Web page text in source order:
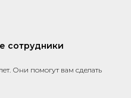
сотрудники
Они помогут вам сделать